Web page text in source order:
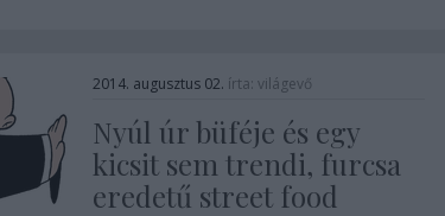
2014. augusztus 02. írta: világevő
Nyúl úr büféje és egy
kicsit sem trendi, furcsa
eredetű street food